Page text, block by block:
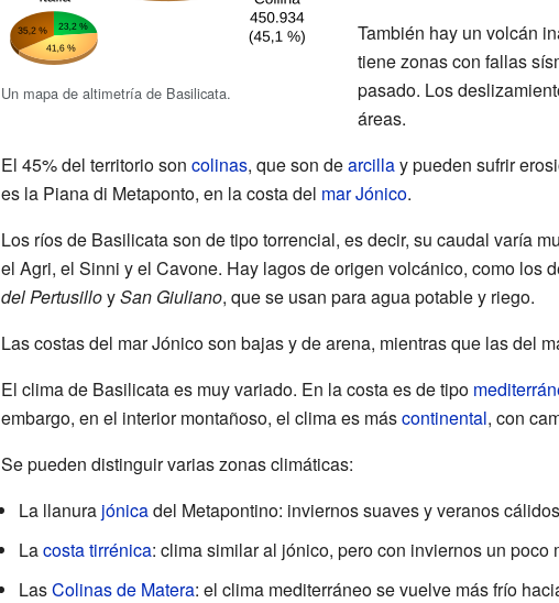
Un mapa de altimetría de Basilicata.
También hay un volcán
tiene zonas con fallas
pasado. Los
áreas.
El 45% del territorio son colinas, que son dearcillay pueden sufrir
es la Piana di Metaponto, en la costa del mar Jónico.
Los ríos de Basilicata son de tipo torrencial, es decir, su caudal varía
el Agri, el Sinni y el Cavone. Hay lagos de origen volcánico, como los
del PertusilloySan Giuliano, que se usan para agua potable y riego.
Las costas del mar Jónico son bajas y de arena, mientras que las del
El clima de Basilicata es muy variado. En la costa es de tipo
embargo, en el interior montañoso, el clima es máscontinental, con
Se pueden distinguir varias zonas climáticas:
La llanura jónicadel Metapontino: inviernos suaves y veranos
Lacosta tirrénica: clima similar al jónico, pero con inviernos un poco
LasColinas de Matera: el clima mediterráneo se vuelve más frío